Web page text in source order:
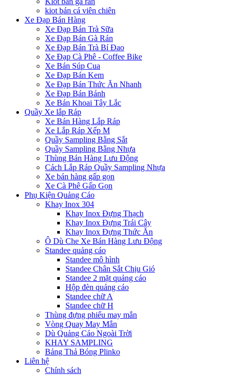
kiot bán cá viên chiên
Xe Đạp Bán Hàng
Xe Đạp Bán Trà Sữa
Xe Đạp Bán Gà Rán
Xe Đạp Bán Trà Bí Đao
Xe Đạp Cà Phê - Coffee Bike
Xe Bán Súp Cua
Xe Đạp Bán Kem
Xe Đạp Bán Thức Ăn Nhanh
Xe Đạp Bán Bánh
Xe Bán Khoai Tây Lắc
Quầy Xe lắp Ráp
Xe Bán Hàng Lắp Ráp
Xe Lắp Ráp Xếp M
Quầy Sampling Bằng Sắt
Quầy Sampling Bằng Nhựa
Thùng Bán Hàng Lưu Động
Cách Lắp Ráp Quầy Sampling Nhựa
Xe bán hàng gấp gọn
Xe Cà Phê Gấp Gọn
Phụ Kiện Quảng Cáo
Khay Inox 304
Khay Inox Đựng Thạch
Khay Inox Đựng Trái Cây
Khay Inox Đựng Thức Ăn
Ô Dù Che Xe Bán Hàng Lưu Động
Standee quảng cáo
Standee mô hình
Standee Chân Sắt Chịu Gió
Standee 2 mặt quảng cáo
Hộp đèn quảng cáo
Standee chữ A
Standee chữ H
Thùng đựng phiếu may mắn
Vòng Quay May Mắn
Dù Quảng Cáo Ngoài Trời
KHAY SAMPLING
Bảng Thả Bóng Plinko
Liên hệ
Chính sách